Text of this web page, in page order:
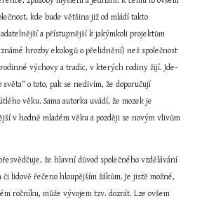
kde bude většina již od mládí takto
a přístupnější k jakýmkoli projektům
hrozby ekologů o přelidnění) než společnost
výchovy a tradic, v kterých rodiny žijí. Jde-
o toto, pak se nedivím, že doporučují
věku. Sama autorka uvádí, že mozek je
v hodně mladém věku a později se novým vlivům
že hlavní důvod společného vzdělávání
lidově řečeno hloupějším žákům. Je jistě možné,
ročníku, může vývojem tzv. dozrát. Lze ovšem